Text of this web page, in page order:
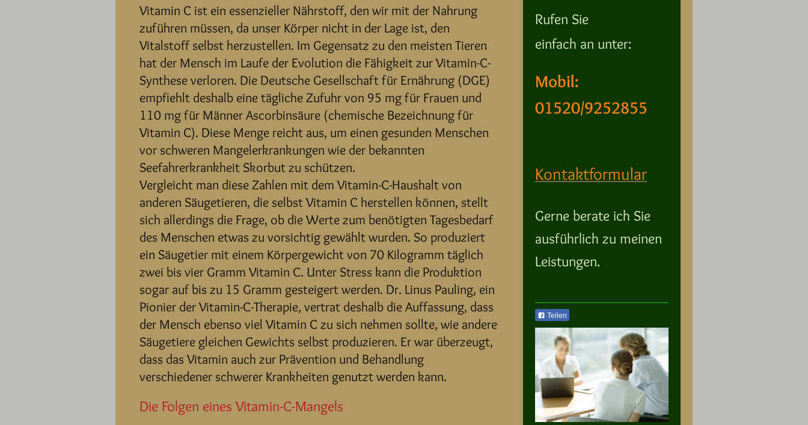
Vitamin C ist ein essenzieller Nährstoff, den wir mit der Nahrung
zuführen müssen, da unser Körper nicht in der Lage ist, den
Vitalstoff selbst herzustellen. Im Gegensatz zu den meisten Tieren
hat der Mensch im Laufe der Evolution die Fähigkeit zur Vitamin-C-
Synthese verloren. Die Deutsche Gesellschaft für Ernährung (DGE)
empfiehlt deshalb eine tägliche Zufuhr von 95 mg für Frauen und
110 mg für Männer Ascorbinsäure (chemische Bezeichnung für
Vitamin C). Diese Menge reicht aus, um einen gesunden Menschen
vor schweren Mangelerkrankungen wie der bekannten
Seefahrerkrankheit Skorbut zu schützen.
Vergleicht man diese Zahlen mit dem Vitamin-C-Haushalt von
anderen Säugetieren, die selbst Vitamin C herstellen können, stellt
sich allerdings die Frage, ob die Werte zum benötigten Tagesbedarf
des Menschen etwas zu vorsichtig gewählt wurden. So produziert
ein Säugetier mit einem Körpergewicht von 70 Kilogramm täglich
zwei bis vier Gramm Vitamin C. Unter Stress kann die Produktion
sogar auf bis zu 15 Gramm gesteigert werden. Dr. Linus Pauling, ein
Pionier der Vitamin-C-Therapie, vertrat deshalb die Auffassung, dass
der Mensch ebenso viel Vitamin C zu sich nehmen sollte, wie andere
Säugetiere gleichen Gewichts selbst produzieren. Er war überzeugt,
dass das Vitamin auch zur Prävention und Behandlung
verschiedener schwerer Krankheiten genutzt werden kann.
Die Folgen eines Vitamin-C-Mangels
Rufen Sie
einfach an unter:
Mobil:
01520/9252855
Kontaktformular
Gerne berate ich Sie
ausführlich zu meinen
Leistungen.
Teilen